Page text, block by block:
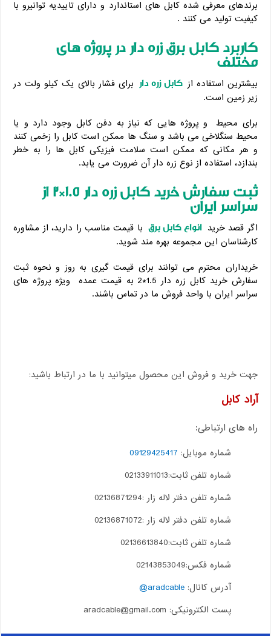
برندهای معرفی شده کابل های استاندارد و دارای تاییدیه توانیرو با
کیفیت تولید می کنند .
کاربرد کابل برق زره دار در پروژه های
مختلف
بیشترین استفاده از کابل زره دار برای فشار بالای یک کیلو ولت در
زیر زمین است.
برای محیط و پروژه هایی که نیاز به دفن کابل وجود دارد و یا
محیط سنگلاخی می باشد و سنگ ها ممکن است کابل را زخمی کنند
و هر مکانی که ممکن است سلامت فیزیکی کابل ها را به خطر
بندازد، استفاده از نوع زره دار آن ضرورت می یابد.
ثبت سفارش خرید کابل زره دار 1.5*2 از
سراسر ایران
اگر قصد خرید انواع کابل برق با قیمت مناسب را دارید، از مشاوره
کارشناسان این مجموعه بهره مند شوید.
خریداران محترم می توانند برای قیمت گیری به روز و نحوه ثبت
سفارش خرید کابل زره دار 1.5*2 به قیمت عمده ویژه پروژه های
سراسر ایران با واحد فروش ما در تماس باشند.
جهت خرید و فروش این محصول میتوانید با ما در ارتباط باشید:
آراد کابل
راه های ارتباطی:
شماره موبایل: 09129425417
شماره تلفن ثابت:02133911013
شماره تلفن دفتر لاله زار :02136871294
شماره تلفن دفتر لاله زار :02136871072
شماره تلفن ثابت:02136613840
شماره فکس:02143853049
آدرس کانال:aradcable@
پست الکترونیکی: aradcable@gmail.com